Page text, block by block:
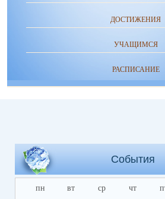
ДОСТИЖЕНИЯ
УЧАЩИМСЯ
РАСПИСАНИЕ
События
пн вт ср чт